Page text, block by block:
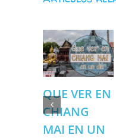
QUE VER EN
CHIANG
MAI EN UN